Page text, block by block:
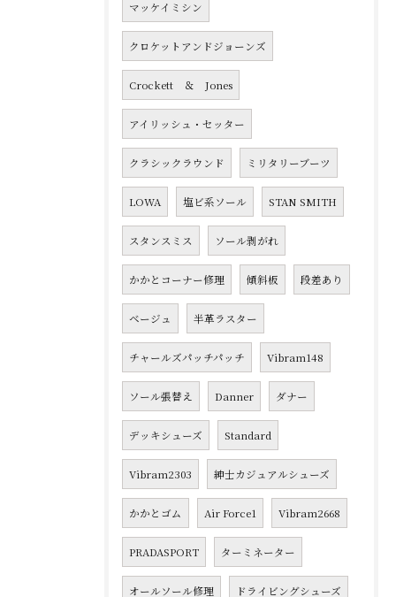
マッケイミシン
クロケットアンドジョーンズ
Crockett ＆ Jones
アイリッシュ・セッター
クラシックラウンド ミリタリーブーツ
LOWA 塩ビ系ソール STAN SMITH
スタンスミス ソール剥がれ
かかとコーナー修理 傾斜板 段差あり
ベージュ 半革ラスター
チャールズパッチパッチ Vibram148
ソール張替え Danner ダナー
デッキシューズ Standard
Vibram2303 紳士カジュアルシューズ
かかとゴム Air Force1 Vibram2668
PRADASPORT ターミネーター
オールソール修理 ドライビングシューズ